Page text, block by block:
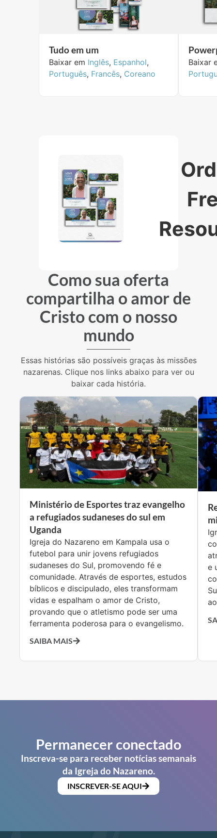
Tudo em um
Baixar em Inglês, Espanhol,
Português, Francês, Coreano
Baixar
Como sua oferta
compartilha o amor de
Cristo com o nosso
mundo
Essas histórias são possíveis graças às missões
nazarenas. Clique nos links abaixo para ver ou
baixar cada história.
Ministério de Esportes traz evangelho
a refugiados sudaneses do sul em
Uganda
Igreja do Nazareno em Kampala usa o
futebol para unir jovens refugiados
sudaneses do Sul, promovendo fé e
comunidade. Através de esportes, estudos
bíblicos e discipulado, eles transformam
vidas e espalham o amor de Cristo,
provando que o atletismo pode ser uma
ferramenta poderosa para o evangelismo.
SAIBA MAIS
e
Permanecer conectado
Inscreva-se para receber notícias semanais
da Igreja do Nazareno.
INSCREVER-SE AQUI